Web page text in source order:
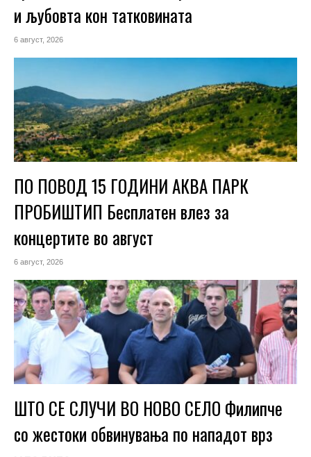
и љубовта кон татковината
6 август, 2026
ПО ПОВОД 15 ГОДИНИ АКВА ПАРК
ПРОБИШТИП Бесплатен влез за
концертите во август
6 август, 2026
ШТО СЕ СЛУЧИ ВО НОВО СЕЛО Филипче
со жестоки обвинувања по нападот врз